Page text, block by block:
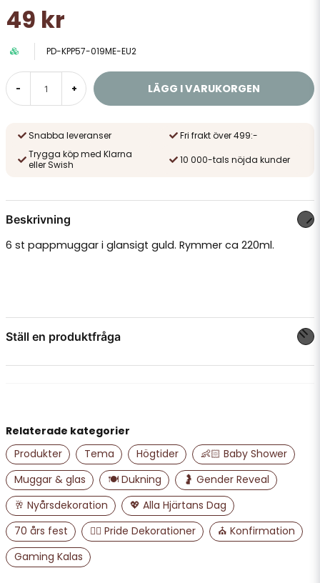
49 kr
PD-KPP57-019ME-EU2
- + LÄGG I VARUKORGEN
Snabba leveranser
Fri frakt över 499:-
Trygga köp med Klarna
eller Swish
10 000-tals nöjda kunder
Beskrivning
6 st pappmuggar i glansigt guld. Rymmer ca 220ml.
Ställ en produktfråga
name
Namn
email
Mejladress
Relaterade kategorier
Produkter
Tema Högtider
👶🏻 Baby Shower
Muggar & glas
🍽️ Dukning
🤰 Gender Reveal
🥂 Nyårsdekoration
💖 Alla Hjärtans Dag
70 års fest
🏳️‍🌈 Pride Dekorationer
⛪ Konfirmation
Gaming Kalas